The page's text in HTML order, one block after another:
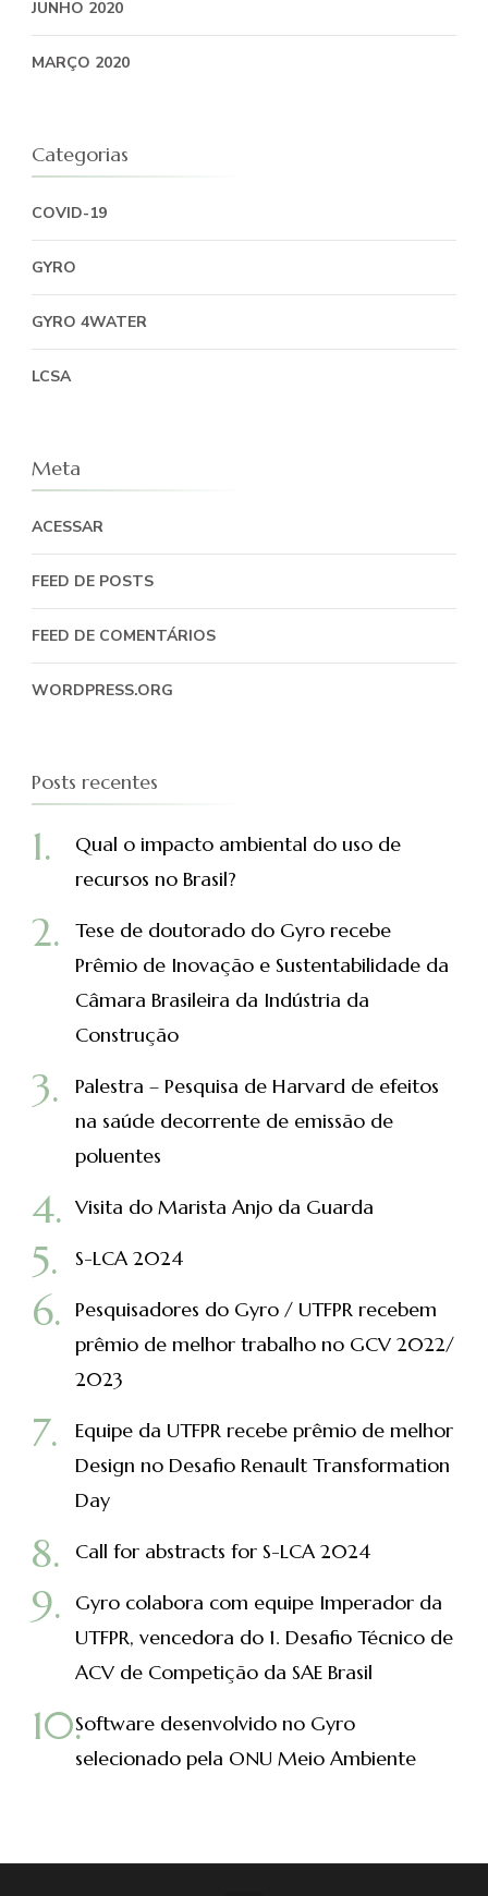
JUNHO 2020
MARÇO 2020
Categorias
COVID-19
GYRO
GYRO 4WATER
LCSA
Meta
ACESSAR
FEED DE POSTS
FEED DE COMENTÁRIOS
WORDPRESS.ORG
Posts recentes
Qual o impacto ambiental do uso de
recursos no Brasil?
Tese de doutorado do Gyro recebe
Prêmio de Inovação e Sustentabilidade da
Câmara Brasileira da Indústria da
Construção
Palestra – Pesquisa de Harvard de efeitos
na saúde decorrente de emissão de
poluentes
Visita do Marista Anjo da Guarda
S-LCA 2024
Pesquisadores do Gyro / UTFPR recebem
prêmio de melhor trabalho no GCV 2022/
2023
Equipe da UTFPR recebe prêmio de melhor
Design no Desafio Renault Transformation
Day
Call for abstracts for S-LCA 2024
Gyro colabora com equipe Imperador da
UTFPR, vencedora do 1. Desafio Técnico de
ACV de Competição da SAE Brasil
Software desenvolvido no Gyro
selecionado pela ONU Meio Ambiente